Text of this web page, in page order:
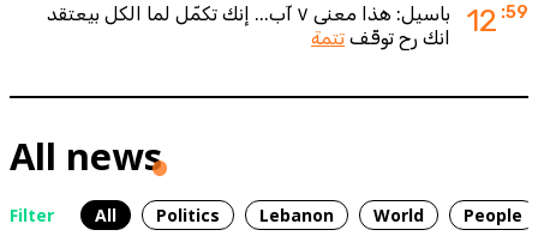
12 :59
باسيل: هذا معنى ٧ آب... إنك تكمّل لما الكل بيعتقد
انك رح توقّف تتمة
All news
Filter All Politics Lebanon World People